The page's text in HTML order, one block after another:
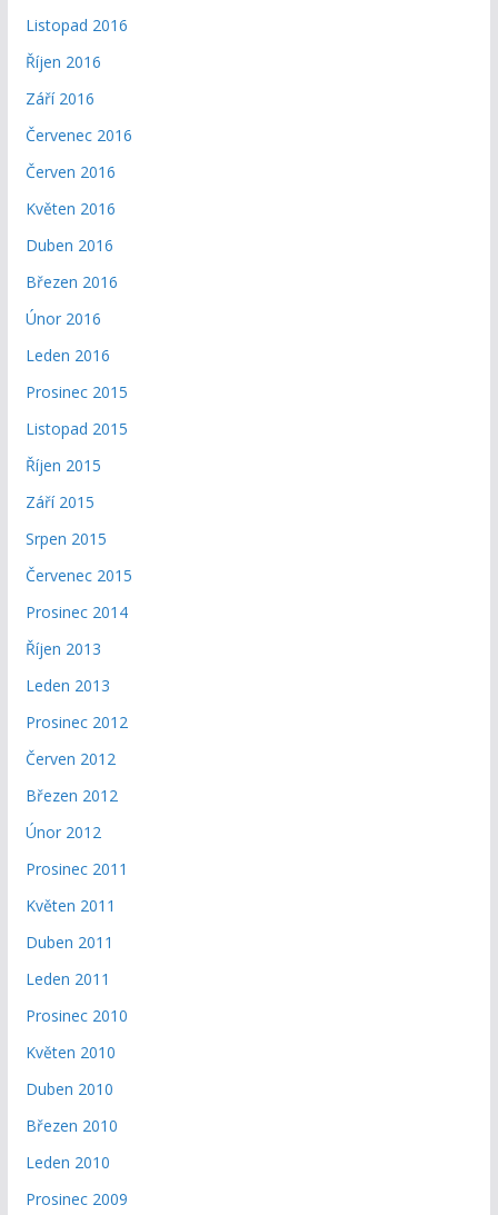
Listopad 2016
Říjen 2016
Září 2016
Červenec 2016
Červen 2016
Květen 2016
Duben 2016
Březen 2016
Únor 2016
Leden 2016
Prosinec 2015
Listopad 2015
Říjen 2015
Září 2015
Srpen 2015
Červenec 2015
Prosinec 2014
Říjen 2013
Leden 2013
Prosinec 2012
Červen 2012
Březen 2012
Únor 2012
Prosinec 2011
Květen 2011
Duben 2011
Leden 2011
Prosinec 2010
Květen 2010
Duben 2010
Březen 2010
Leden 2010
Prosinec 2009